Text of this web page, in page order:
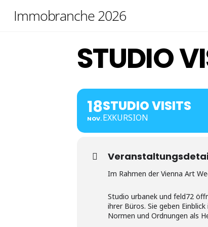
Immobranche 2026
STUDIO
18
NOV.
STUDIO VISITS
EXKURSION
Im Rahmen der Vienna Art
Studio urbanek und feld72
ihrer Büros. Sie geben
Normen und Ordnungen als